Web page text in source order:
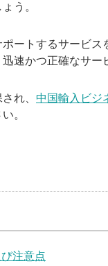
う。
ートするサービ
速かつ正確なサー
れ、 中国輸入ビジ
。
注意点